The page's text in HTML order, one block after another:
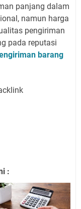
panjang dalam
namun harga
pengiriman
pada reputasi
barang
: